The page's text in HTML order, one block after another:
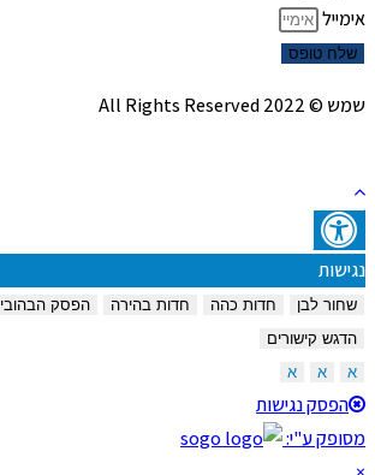
אימייל
שלח טופס
שמש © 2022 All Rights Reserved
נגישות
שחור לבן חדות כהה חדות בהירה הפסק הבהובים
הדגש קישורים
הפסק נגישות
מסופק ע"י: